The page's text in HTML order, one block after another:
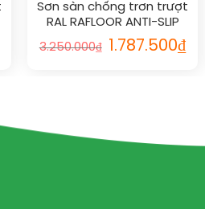
Sơn sàn chống trơn trượt
RAL RAFLOOR ANTI-SLIP
1017
3.250.000₫ 1.787.500₫